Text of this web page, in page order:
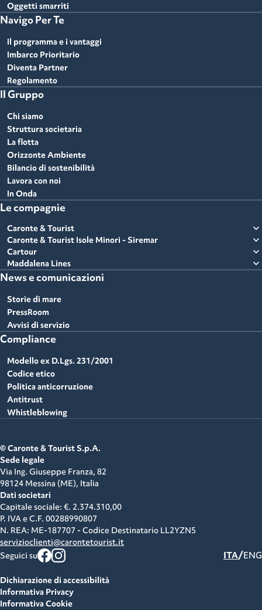
Oggetti smarriti
Navigo Per Te
Il programma e i vantaggi
Imbarco Prioritario
Diventa Partner
Regolamento
Il Gruppo
Chi siamo
Struttura societaria
La flotta
Orizzonte Ambiente
Bilancio di sostenibilità
Lavora con noi
In Onda
Le compagnie
Caronte & Tourist expand_more
Caronte & Tourist Isole Minori - Siremar expand_more
Cartour expand_more
Maddalena Lines expand_more
News e comunicazioni
Storie di mare
PressRoom
Avvisi di servizio
Compliance
Modello ex D.Lgs. 231/2001
Codice etico
Politica anticorruzione
Antitrust
Whistleblowing
© Caronte & Tourist S.p.A.
Sede legale
Via Ing. Giuseppe Franza, 82
98124 Messina (ME), Italia
Dati societari
Capitale sociale: €. 2.374.310,00
P. IVA e C.F. 00288990807
N. REA: ME-187707 - Codice Destinatario LL2YZN5
servizioclienti@carontetourist.it
Seguici su
ITA/ENG
Dichiarazione di accessibilità
Informativa Privacy
Informativa Cookie